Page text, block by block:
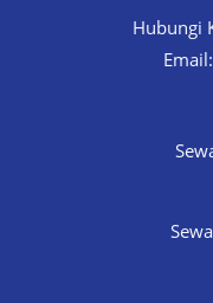
Hubungi
Email: